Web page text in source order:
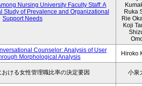
Nursing University Faculty Staff: A
Study of Prevalence and Organizational
Support Needs
Ruka
Rie
Koji
Counselor: Analysis of User
Morphological Analysis
Hiroko
おける女性管理職比率の決定要因 小泉